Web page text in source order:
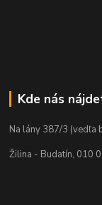
Kde nás
Na lány 387/3 (vedľa
Žilina - Budatín, 010